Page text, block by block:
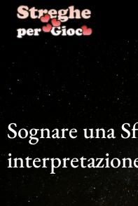
contenuto
Sognare una